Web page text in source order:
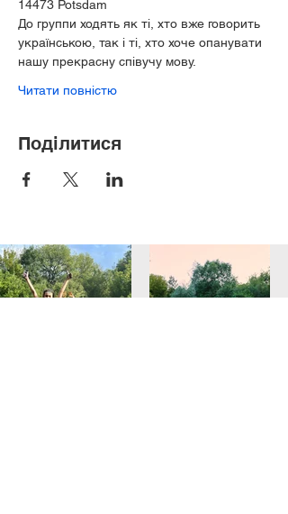
14473 Potsdam
До группи ходять як ті, хто вже говорить
українською, так і ті, хто хоче опанувати
нашу прекрасну співучу мову.
Читати повністю
Поділитися